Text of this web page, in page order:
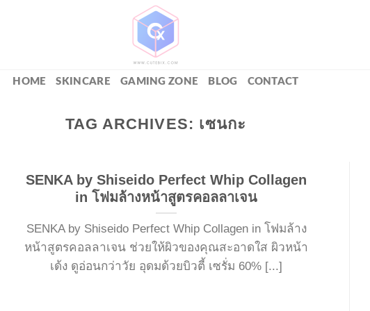
HOME SKINCARE GAMING ZONE BLOG CONTACT
TAG ARCHIVES: เซนกะ
SENKA by Shiseido Perfect Whip Collagen
in โฟมล้างหน้าสูตรคอลลาเจน
SENKA by Shiseido Perfect Whip Collagen in โฟมล้าง
หน้าสูตรคอลลาเจน ช่วยให้ผิวของคุณสะอาดใส ผิวหน้า
เด้ง ดูอ่อนกว่าวัย อุดมด้วยบิวตี้ เซรั่ม 60% [...]